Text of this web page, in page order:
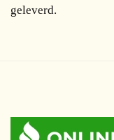
geleverd.